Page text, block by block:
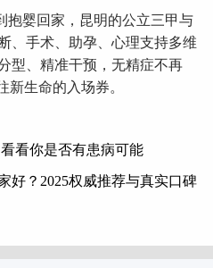
抱婴回家，昆明的公立三甲与
、手术、助孕、心理支持多维
型、精准干预，无精症不再
新生命的入场券。
看你是否有患病可能
好？2025权威推荐与真实口碑